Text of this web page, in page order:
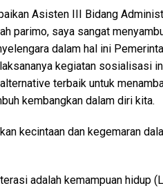
Asisten III Bidang
parimo, saya sangat
dalam hal ini
kegiatan sosialisasi
terbaik untuk
kembangkan dalam diri kita.
kecintaan dan kegemaran
adalah kemampuan hidup